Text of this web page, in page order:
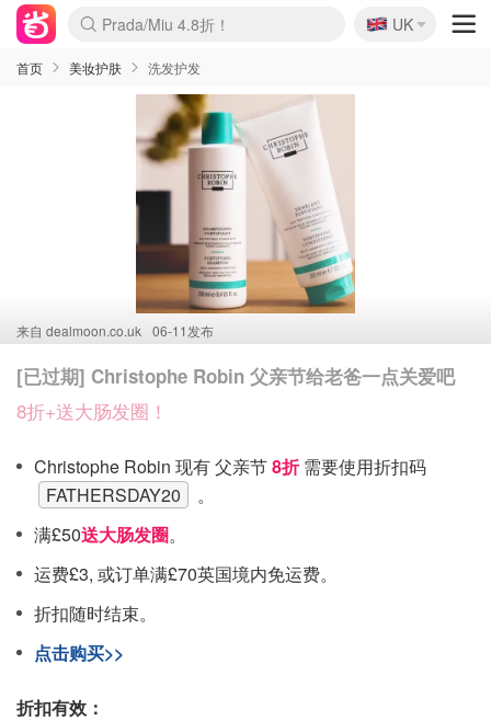
麦卢卡蜂蜜夏促！个位数！
Prada/Miu 4.8折！
啥？必胜客披萨5折！
🇬🇧
UK
首页 美妆护肤 洗发护发
来自 dealmoon.co.uk 06-11发布
[已过期] Christophe Robin 父亲节给老爸一点关爱吧
8折+送大肠发圈！
Christophe Robin 现有 父亲节8折需要使用折扣码
FATHERSDAY20
。
满£50送大肠发圈。
运费£3, 或订单满£70英国境内免运费。
折扣随时结束。
点击购买>>
折扣有效：